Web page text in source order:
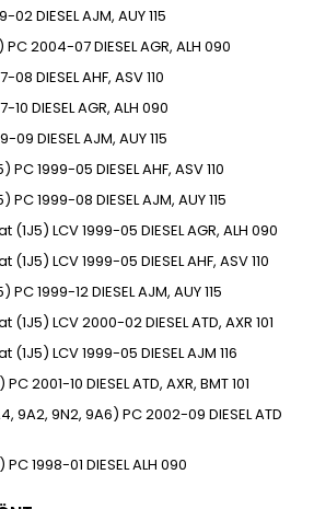
02DIESELAJM, AUY115
PC2004-07DIESELAGR, ALH 090
08 DIESELAHF, ASV110
10 DIESELAGR, ALH 090
09 DIESELAJM, AUY115
PC1999-05 DIESELAHF, ASV110
PC1999-08 DIESELAJM, AUY115
(1J5) LCV1999-05 DIESELAGR, ALH 090
(1J5) LCV1999-05 DIESELAHF, ASV110
PC1999-12DIESELAJM, AUY115
(1J5) LCV2000-02DIESELATD, AXR 101
(1J5) LCV1999-05 DIESELAJM 116
PC2001-10 DIESELATD, AXR, BMT101
9A2, 9N2, 9A6) PC2002-09 DIESELATD
PC1998-01 DIESELALH 090